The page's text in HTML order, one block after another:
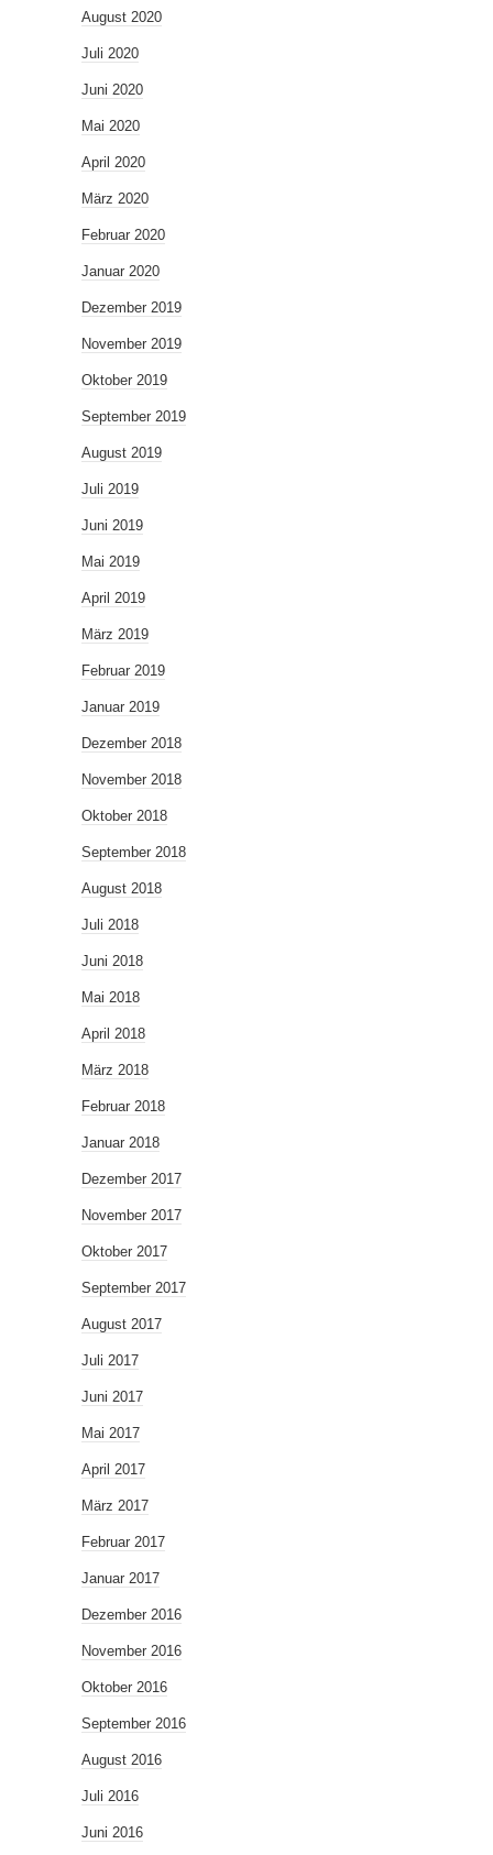
August 2020
Juli 2020
Juni 2020
Mai 2020
April 2020
März 2020
Februar 2020
Januar 2020
Dezember 2019
November 2019
Oktober 2019
September 2019
August 2019
Juli 2019
Juni 2019
Mai 2019
April 2019
März 2019
Februar 2019
Januar 2019
Dezember 2018
November 2018
Oktober 2018
September 2018
August 2018
Juli 2018
Juni 2018
Mai 2018
April 2018
März 2018
Februar 2018
Januar 2018
Dezember 2017
November 2017
Oktober 2017
September 2017
August 2017
Juli 2017
Juni 2017
Mai 2017
April 2017
März 2017
Februar 2017
Januar 2017
Dezember 2016
November 2016
Oktober 2016
September 2016
August 2016
Juli 2016
Juni 2016